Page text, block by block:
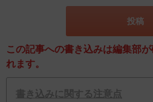
この記事への書き込みは編集部
れます。
書き込みに関する注意点